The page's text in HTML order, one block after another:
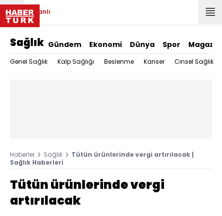
Canlı
Sağlık Gündem Ekonomi Dünya Spor Magazin
Genel Sağlık Kalp Sağlığı Beslenme Kanser Cinsel Sağlık
Haberler Sağlık
Tütün ürünlerinde vergi artırılacak |
Sağlık Haberleri
Tütün ürünlerinde vergi
artırılacak